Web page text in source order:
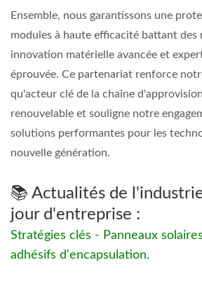
Ensemble, nous garantissons une
modules à haute efficacité battant des
innovation matérielle avancée et
éprouvée. Ce partenariat renforce
qu'acteur clé de la chaîne
renouvelable et souligne notre
solutions performantes pour les
nouvelle génération.
📚 Actualités de
jour d'entreprise :
Stratégies clés - Panneaux
adhésifs d'encapsulation.